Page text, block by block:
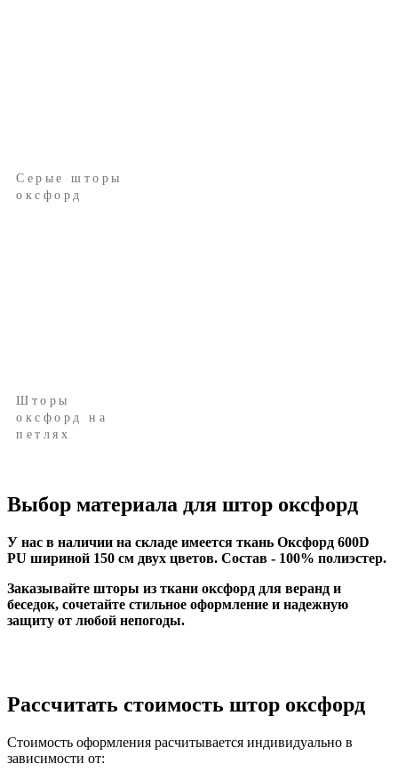
Серые шторы
оксфорд
Шторы
оксфорд на
петлях
Выбор материала для штор оксфорд
У нас в наличии на складе имеется ткань Оксфорд 600D
PU шириной 150 см двух цветов. Состав - 100% полиэстер.
Заказывайте шторы из ткани оксфорд для веранд и
беседок, сочетайте стильное оформление и надежную
защиту от любой непогоды.
Рассчитать стоимость штор оксфорд
Стоимость оформления расчитывается индивидуально в
зависимости от: